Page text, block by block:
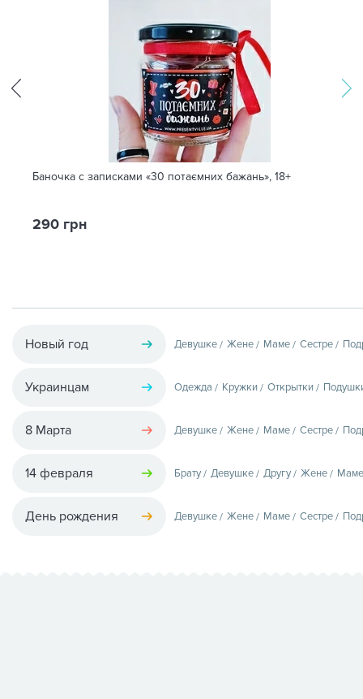
Баночка с записками «30 потаємних бажань», 18+
290 грн
Новый год Девушке Жене Маме Сестре
Украинцам Одежда Кружки Открытки
8 Марта Девушке Жене Маме Сестре
14 февраля Брату Девушке Другу Жене Маме
День рождения Девушке Жене Маме Сестре